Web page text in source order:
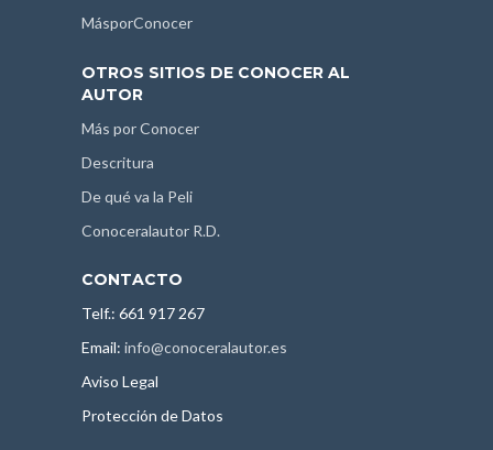
MásporConocer
OTROS SITIOS DE CONOCER AL
AUTOR
Más por Conocer
Descritura
De qué va la Peli
Conoceralautor R.D.
CONTACTO
Telf.: 661 917 267
Email: info@conoceralautor.es
Aviso Legal
Protección de Datos